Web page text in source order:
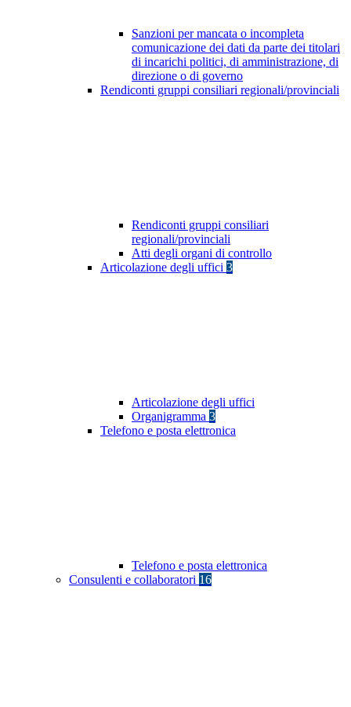
Sanzioni per mancata o incompleta
comunicazione dei dati da parte dei titolari
di incarichi politici, di amministrazione, di
direzione o di governo
Rendiconti gruppi consiliari regionali/provinciali
Rendiconti gruppi consiliari
regionali/provinciali
Atti degli organi di controllo
Articolazione degli uffici 3
Articolazione degli uffici
Organigramma 3
Telefono e posta elettronica
Telefono e posta elettronica
Consulenti e collaboratori 16